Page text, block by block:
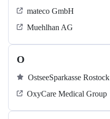
mateco GmbH
Muehlhan AG
O
OstseeSparkasse Rostock
OxyCare Medical Group